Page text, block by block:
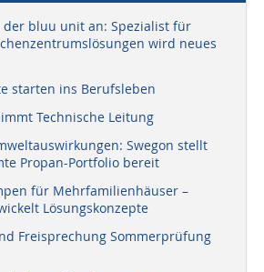
der bluu unit an: Spezialist für
wird neues
starten ins Berufsleben
Technische Leitung
Swegon stellt
Propan-Portfolio bereit
für Mehrfamilienhäuser –
Lösungskonzepte
Freisprechung Sommerprüfung